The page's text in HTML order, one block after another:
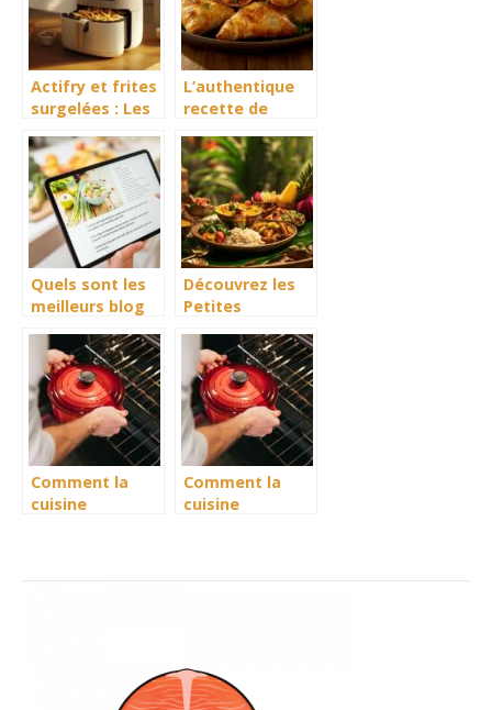
Actifry et frites
surgelées : Les
cuisson parfaite
L’authentique
recette de
comme à
Madagascar
garni de fruits
confits
Quels sont les
meilleurs blog
cuisine ?
Découvrez les
Petites
Épicées de la
Cuisine
Tamoule à
Grignoter
Comment la
cuisine
Comment la
cuisine